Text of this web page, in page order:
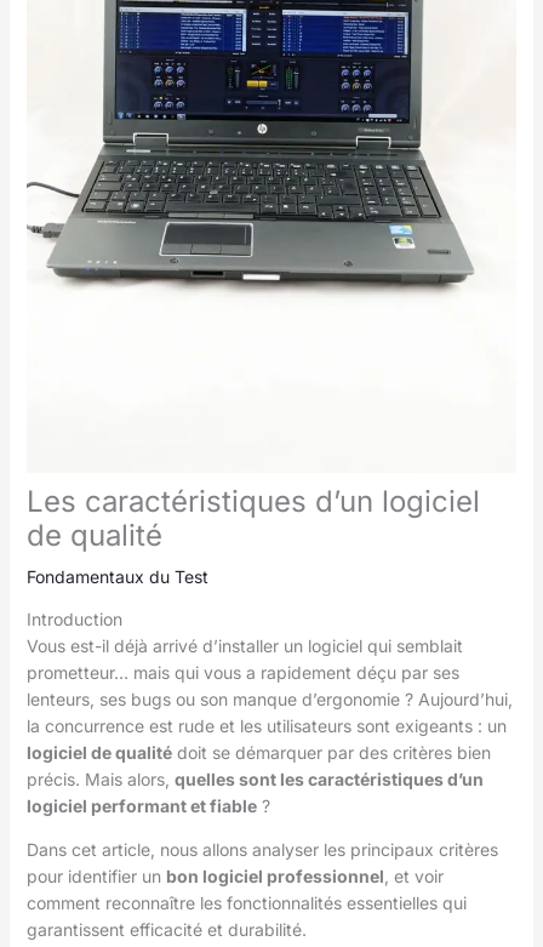
Les caractéristiques d’un logiciel
de qualité
Fondamentaux du Test
Introduction
Vous est-il déjà arrivé d’installer un logiciel qui semblait
prometteur… mais qui vous a rapidement déçu par ses
lenteurs, ses bugs ou son manque d’ergonomie ? Aujourd’hui,
la concurrence est rude et les utilisateurs sont exigeants : un
logiciel de qualitédoit se démarquer par des critères bien
précis. Mais alors, quelles sont les caractéristiques d’un
logiciel performant et fiable?
Dans cet article, nous allons analyser les principaux critères
pour identifier un bon logiciel professionnel , et voir
comment reconnaître les fonctionnalités essentielles qui
garantissent efficacité et durabilité.